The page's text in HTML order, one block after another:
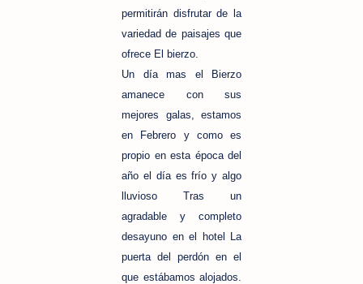
permitirán disfrutar de la
variedad de paisajes que
ofrece El bierzo.
Un día mas el Bierzo
amanece con sus
mejores galas, estamos
en Febrero y como es
propio en esta época del
año el día es frío y algo
lluvioso Tras un
agradable y completo
desayuno en el hotel La
puerta del perdón en el
que estábamos alojados.